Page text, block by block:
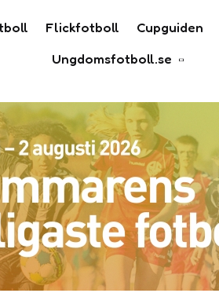
Flickfotboll Cupguiden
Ungdomsfotboll.se